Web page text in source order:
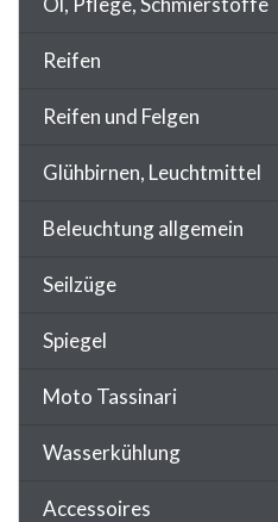
Reifen
Reifen und Felgen
Glühbirnen, Leuchtmittel
Beleuchtung allgemein
Seilzüge
Spiegel
Moto Tassinari
Wasserkühlung
Accessoires